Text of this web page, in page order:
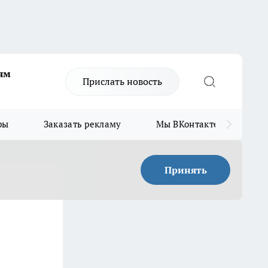
Прислать новость
Заказать рекламу Мы ВКонтакте
Принять